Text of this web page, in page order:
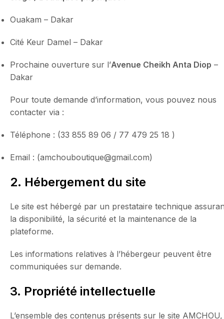
Ouakam – Dakar
Cité Keur Damel – Dakar
Prochaine ouverture sur l’Avenue Cheikh Anta Diop –
Dakar
Pour toute demande d’information, vous pouvez nous
contacter via :
Téléphone : (33 855 89 06 / 77 479 25 18 )
Email : (amchouboutique@gmail.com)
2. Hébergement du site
Le site est hébergé par un prestataire technique
la disponibilité, la sécurité et la maintenance de la
plateforme.
Les informations relatives à l’hébergeur peuvent être
communiquées sur demande.
3. Propriété intellectuelle
L’ensemble des contenus présents sur le site AMCHOU,